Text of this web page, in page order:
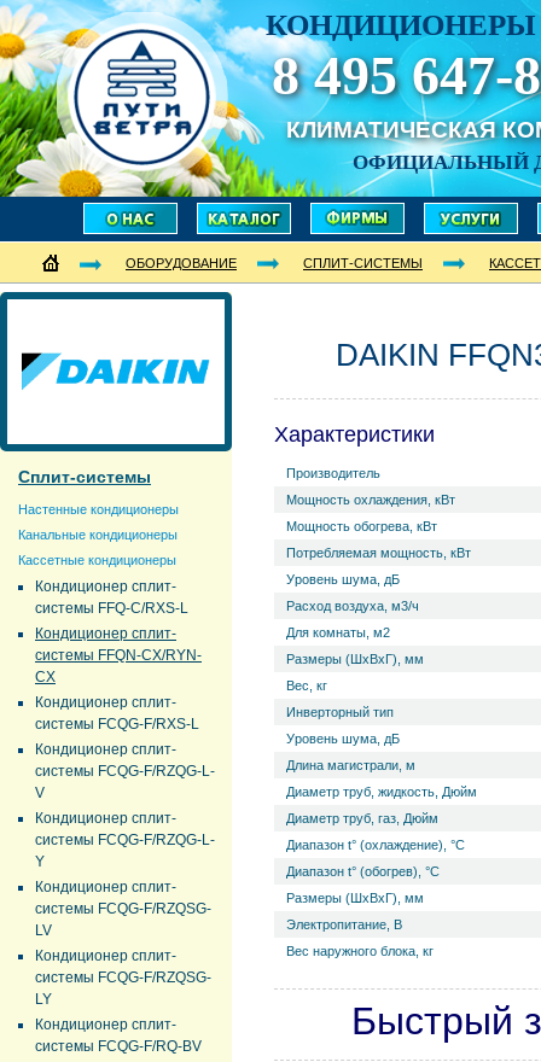
КОНДИЦИОНЕРЫ
8 495 647-
КЛИМАТИЧЕСКАЯ
ОФИЦИАЛЬНЫЙ
ОБОРУДОВАНИЕ СПЛИТ-СИСТЕМЫ
Сплит-системы
Настенные кондиционеры
Канальные кондиционеры
Кассетные кондиционеры
Кондиционер сплит-
системы FFQ-C/RXS-L
Кондиционер сплит-
системы FFQN-CX/RYN-
CX
Кондиционер сплит-
системы FCQG-F/RXS-L
Кондиционер сплит-
системы FCQG-F/RZQG-L-
V
Кондиционер сплит-
системы FCQG-F/RZQG-L-
Y
Кондиционер сплит-
системы FCQG-F/RZQSG-
LV
Кондиционер сплит-
системы FCQG-F/RZQSG-
LY
Кондиционер сплит-
системы FCQG-F/RQ-BV
DAIKIN
Характеристики
Производитель
Мощность охлаждения, кВт
Мощность обогрева, кВт
Потребляемая мощность, кВт
Уровень ш­ума, дБ
Расход воздуха, м3/ч
Для комнаты, м2
Размеры (ШхВхГ), мм
Вес, кг
Инверторный тип
Уровень ш­ума, дБ
Длина магистрали, м
Диаметр труб, жидкость, Дюйм
Диаметр труб, газ, Дюйм
Диапазон t° (охлаждение), °С
Диапазон t° (обогрев), °С
Размеры (ШхВхГ), мм
Электропитание, В
Вес наружного блока, кг
Быстрый